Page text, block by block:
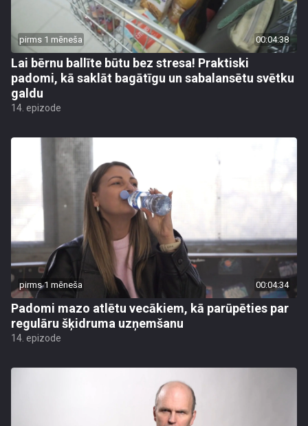
pirms 1 mēneša 00:04:38
Lai bērnu ballīte būtu bez stresa! Praktiski
padomi, kā saklāt bagātīgu un sabalansētu svētku
galdu
14. epizode
pirms 1 mēneša 00:04:34
Padomi mazo atlētu vecākiem, kā parūpēties par
regulāru šķidruma uzņemšanu
14. epizode